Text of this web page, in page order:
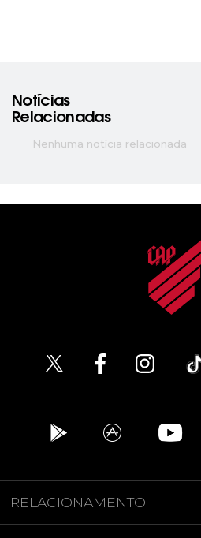
Notícias
Relacionadas
Nenhuma notícia relacionada
RELACIONAMENTO